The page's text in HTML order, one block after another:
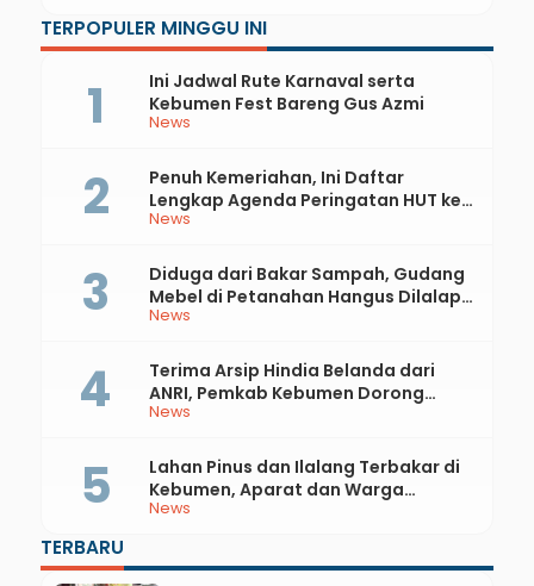
TERPOPULER MINGGU INI
News
Ini Jadwal Rute Karnaval serta
Kebumen Fest Bareng Gus Azmi
News
Penuh Kemeriahan, Ini Daftar
Lengkap Agenda Peringatan HUT ke-
81 RI dan Hari Jadi ke-397 Kabupaten
News
Diduga dari Bakar Sampah, Gudang
Mebel di Petanahan Hangus Dilalap
Api
News
Terima Arsip Hindia Belanda dari
ANRI, Pemkab Kebumen Dorong
Integrasi Sejarah, Geopark, dan
News
Lahan Pinus dan Ilalang Terbakar di
Kebumen, Aparat dan Warga
Padamkan Api Secara Manual
TERBARU